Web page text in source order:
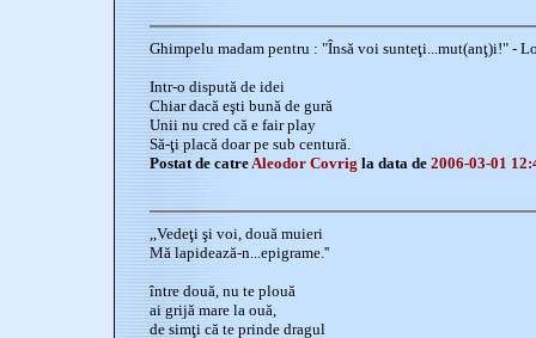
Ghimpelu madam pentru : "Însă voi sunteţi...mut(anţ)i!" -
Intr-o dispută de idei
Chiar dacă eşti bună de gură
Unii nu cred că e fair play
Să-ţi placă doar pe sub centură.
Postat de catreAleodor Covrig la data de 2006-03-01
,,Vedeţi şi voi, două muieri
Mă lapidează-n...epigrame.''
între două, nu te plouă
ai grijă mare la ouă,
de simţi că te prinde dragul